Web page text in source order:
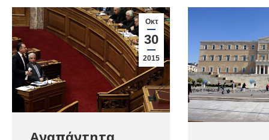
Οκτ
30
2015